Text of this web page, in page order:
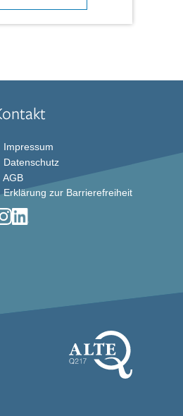
Impressum
Datenschutz
AGB
Erklärung zur Barrierefreiheit